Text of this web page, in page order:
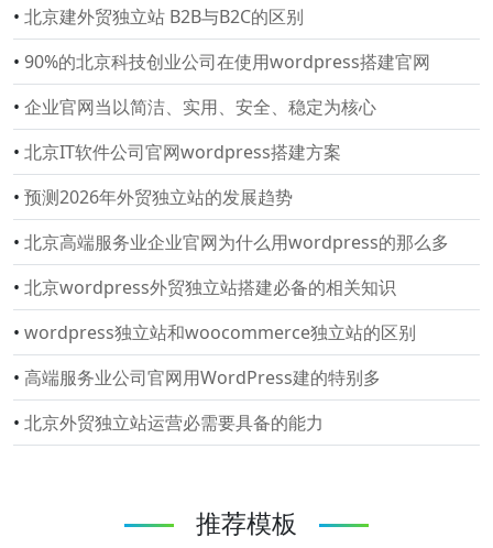
• 北京建外贸独立站 B2B与B2C的区别
• 90%的北京科技创业公司在使用wordpress搭建官网
• 企业官网当以简洁、实用、安全、稳定为核心
• 北京IT软件公司官网wordpress搭建方案
• 预测2026年外贸独立站的发展趋势
• 北京高端服务业企业官网为什么用wordpress的那么多
• 北京wordpress外贸独立站搭建必备的相关知识
• wordpress独立站和woocommerce独立站的区别
• 高端服务业公司官网用WordPress建的特别多
• 北京外贸独立站运营必需要具备的能力
推荐模板